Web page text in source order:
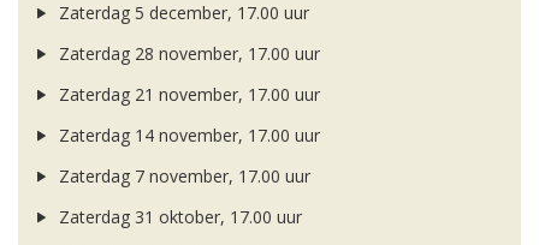
Zaterdag 5 december, 17.00 uur
Zaterdag 28 november, 17.00 uur
Zaterdag 21 november, 17.00 uur
Zaterdag 14 november, 17.00 uur
Zaterdag 7 november, 17.00 uur
Zaterdag 31 oktober, 17.00 uur